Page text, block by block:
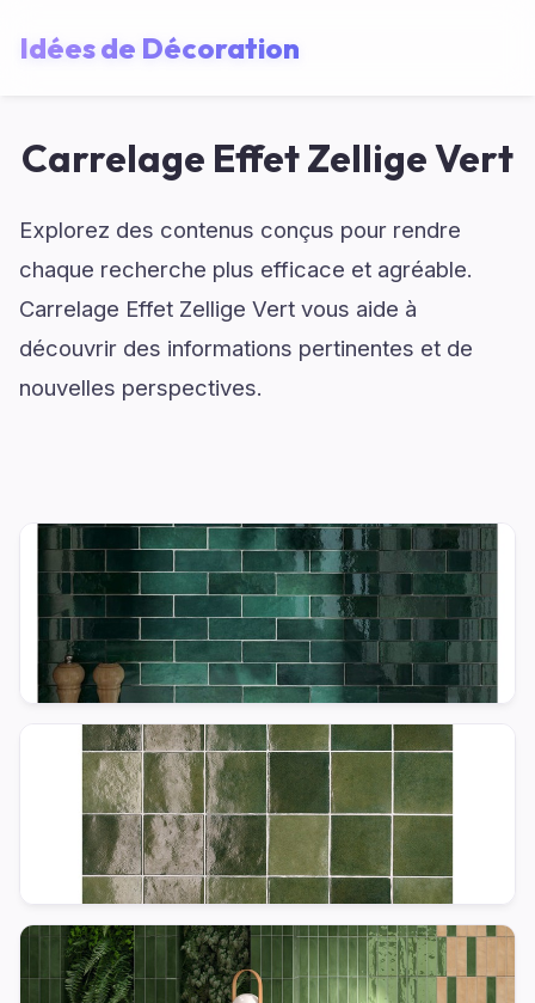
Idées de Décoration
Carrelage Effet Zellige Vert
Explorez des contenus conçus pour rendre
chaque recherche plus efficace et agréable.
Carrelage Effet Zellige Vert vous aide à
découvrir des informations pertinentes et de
nouvelles perspectives.